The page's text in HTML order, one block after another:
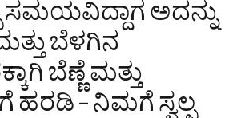
ಸಮಯವಿದ್ದಾಗ ಅದನ್ನು
ಬೆಳಗಿನ
ಬೆಣ್ಣೆ ಮತ್ತು
ಹರಡಿ – ನಿಮಗೆ ಸ್ವಲ್ಪ